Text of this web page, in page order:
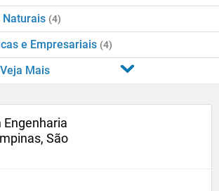
Naturais (4)
e Empresariais (4)
Veja Mais
Engenharia
São